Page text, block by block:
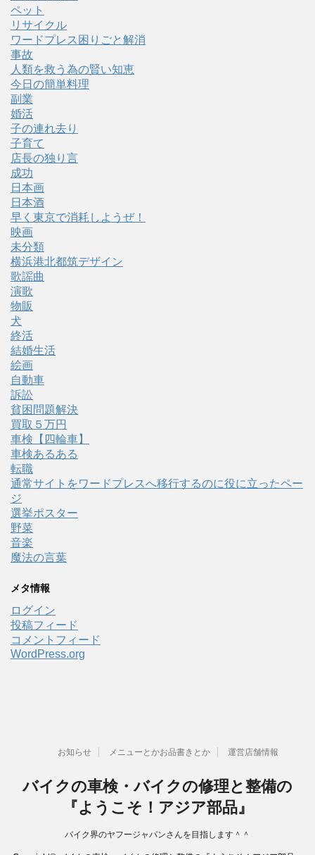
ペット
リサイクル
ワードプレス困りごと解消
事故
人類を救う為の賢い知恵
今日の簡単料理
副業
婚活
子の連れ去り
子育て
店長の独り言
成功
日本画
日本酒
早く東京で消耗しようぜ！
映画
未分類
横浜港北都筑デザイン
歌謡曲
演歌
物販
犬
終活
結婚生活
絵画
自動車
訴訟
貧困問題解決
買取５万円
車検【四輪車】
車検あるある
転職
通常サイトをワードプレスへ移行するのに役に立ったペー
ジ
選挙ポスター
野菜
音楽
魔法の言葉
メタ情報
ログイン
投稿フィード
コメントフィード
WordPress.org
お知らせ メニューとかお品書きとか 運営店舗情報
バイクの車検・バイクの修理と整備の
『ようこそ！アジア部品』
バイク界のヤフージャパンさんを目指します＾＾